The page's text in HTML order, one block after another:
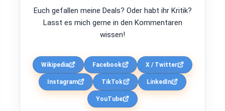
Euch gefallen meine Deals? Oder habt ihr Kritik?
Lasst es mich gerne in den Kommentaren
wissen!
Wikipedia Facebook X / Twitter
Instagram TikTok LinkedIn
YouTube